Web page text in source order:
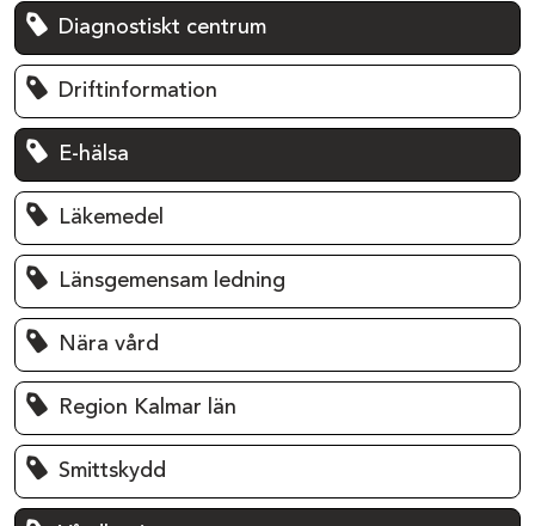
Diagnostiskt centrum
Driftinformation
E-hälsa
Läkemedel
Länsgemensam ledning
Nära vård
Region Kalmar län
Smittskydd